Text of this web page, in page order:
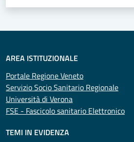
AREA ISTITUZIONALE
Portale Regione Veneto
Servizio Socio Sanitario Regionale
Università di Verona
FSE - Fascicolo sanitario Elettronico
TEMI IN EVIDENZA